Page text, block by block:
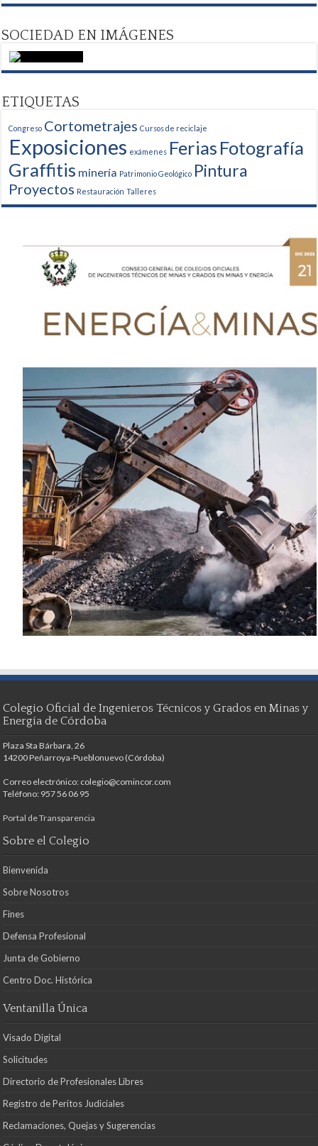
SOCIEDAD EN IMÁGENES
ETIQUETAS
Congreso Cortometrajes Cursos de reciclaje
Exposiciones exámenes Ferias Fotografía
Graffitis minería Patrimonio Geológico Pintura
Proyectos Restauración Talleres
Colegio Oficial de Ingenieros Técnicos y Grados en Minas y
Energía de Córdoba
Plaza Sta Bárbara, 26
14200 Peñarroya-Pueblonuevo (Córdoba)
Correo electrónico: colegio@comincor.com
Teléfono: 957 56 06 95
Portal de Transparencia
Sobre el Colegio
Bienvenida
Sobre Nosotros
Fines
Defensa Profesional
Junta de Gobierno
Centro Doc. Histórica
Ventanilla Única
Visado Digital
Solicitudes
Directorio de Profesionales Libres
Registro de Peritos Judiciales
Reclamaciones, Quejas y Sugerencias